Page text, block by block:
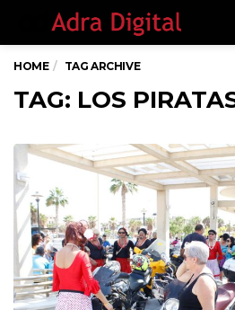
HOME TAG ARCHIVE
TAG: LOS